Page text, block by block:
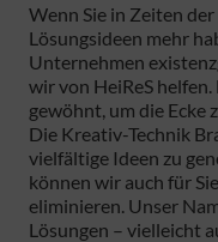
Wenn Sie in Zeiten
Lösungsideen mehr
Unternehmen
wir von HeiReS
gewöhnt, um die Ecke
Die Kreativ-Technik
vielfältige Ideen zu
können wir auch für
eliminieren. Unser
Lösungen – vielleicht